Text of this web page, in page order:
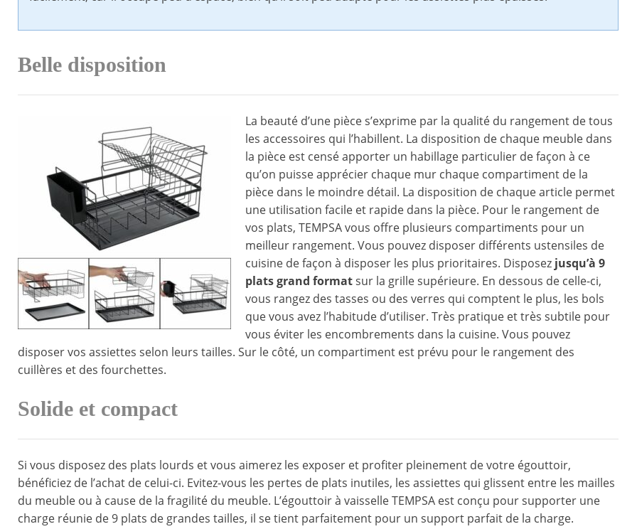
Belle disposition
La beauté d’une pièce s’exprime par la qualité du rangement de tous
les accessoires qui l’habillent. La disposition de chaque meuble dans
la pièce est censé apporter un habillage particulier de façon à ce
qu’on puisse apprécier chaque mur chaque compartiment de la
pièce dans le moindre détail. La disposition de chaque article permet
une utilisation facile et rapide dans la pièce. Pour le rangement de
vos plats, TEMPSA vous offre plusieurs compartiments pour un
meilleur rangement. Vous pouvez disposer différents ustensiles de
cuisine de façon à disposer les plus prioritaires. Disposez jusqu’à 9
plats grand formatsur la grille supérieure. En dessous de celle-ci,
vous rangez des tasses ou des verres qui comptent le plus, les bols
que vous avez l’habitude d’utiliser. Très pratique et très subtile pour
vous éviter les encombrements dans la cuisine. Vous pouvez
disposer vos assiettes selon leurs tailles. Sur le côté, un compartiment est prévu pour le rangement des
cuillères et des fourchettes.
Solide et compact
Si vous disposez des plats lourds et vous aimerez les exposer et profiter pleinement de votre égouttoir,
bénéficiez de l’achat de celui-ci. Evitez-vous les pertes de plats inutiles, les assiettes qui glissent entre les mailles
du meuble ou à cause de la fragilité du meuble. L’égouttoir à vaisselle TEMPSA est conçu pour supporter une
charge réunie de 9 plats de grandes tailles, il se tient parfaitement pour un support parfait de la charge.